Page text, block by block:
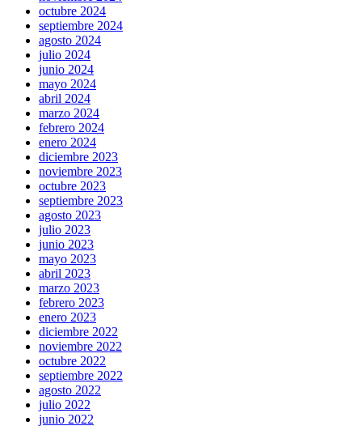
octubre 2024
septiembre 2024
agosto 2024
julio 2024
junio 2024
mayo 2024
abril 2024
marzo 2024
febrero 2024
enero 2024
diciembre 2023
noviembre 2023
octubre 2023
septiembre 2023
agosto 2023
julio 2023
junio 2023
mayo 2023
abril 2023
marzo 2023
febrero 2023
enero 2023
diciembre 2022
noviembre 2022
octubre 2022
septiembre 2022
agosto 2022
julio 2022
junio 2022